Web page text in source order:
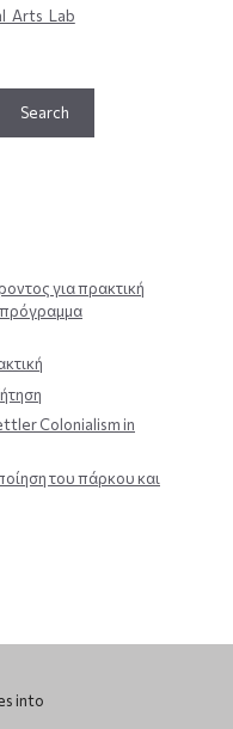
Search
για πρακτική
πρόγραμμα
Colonialism in
του πάρκου και
into